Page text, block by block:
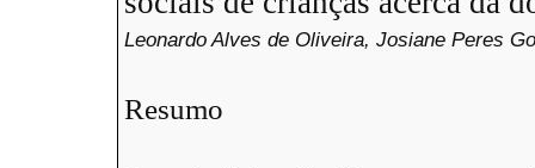
Leonardo Alves de Oliveira, Josiane Peres
Resumo